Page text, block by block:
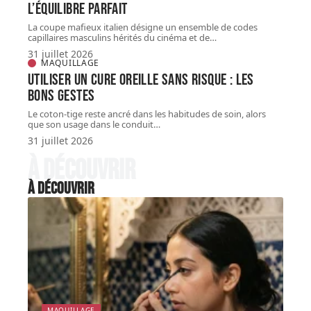
l’équilibre parfait
La coupe mafieux italien désigne un ensemble de codes
capillaires masculins hérités du cinéma et de…
31 juillet 2026
MAQUILLAGE
Utiliser un cure oreille sans risque : les
bons gestes
Le coton-tige reste ancré dans les habitudes de soin, alors
que son usage dans le conduit…
31 juillet 2026
À découvrir
À découvrir